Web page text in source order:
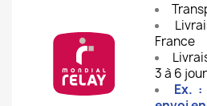
France
3 à 6
Ex.